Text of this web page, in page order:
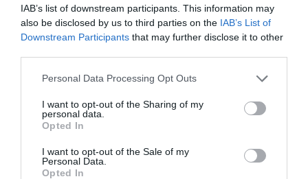
IAB’s list of downstream participants. This information may
also be disclosed by us to third parties on the IAB’s List of
Downstream Participants that may further disclose it to other
Please note that this website/app uses one or more Google
not limited to your visit or usage behaviour. You may click to
grant or deny consent to Google and its third-party tags to
use your data for below specified purposes in below Google
consent section.
Personal Data Processing Opt Outs
I want to opt-out of the Sharing of my
personal data.
Opted In
I want to opt-out of the Sale of my
Personal Data.
Opted In
Remigrazione, il Copasir riconosce all’antifascismo il